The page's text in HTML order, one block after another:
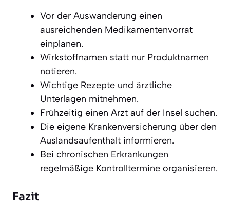
Vor der Auswanderung einen
ausreichenden Medikamentenvorrat
einplanen.
Wirkstoffnamen statt nur Produktnamen
notieren.
Wichtige Rezepte und ärztliche
Unterlagen mitnehmen.
Frühzeitig einen Arzt auf der Insel suchen.
Die eigene Krankenversicherung über den
Auslandsaufenthalt informieren.
Bei chronischen Erkrankungen
regelmäßige Kontrolltermine organisieren.
Fazit